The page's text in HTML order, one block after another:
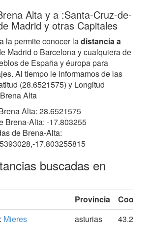
Alta y a :Santa-Cruz-de-
Madrid y otras Capitales
la permite conocer ladistancia a
Madrid o Barcelona y cualquiera de
de España y éuropa para
Al tiempo le informamos de las
(28.6521575) y Longitud
Alta
Alta: 28.6521575
Brena-Alta: -17.803255
de Brena-Alta:
17.803255815
buscadas en
Provincia
Mieres asturias